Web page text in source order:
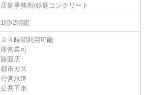
店舗事務所/鉄筋コンクリート
1階/2階建
２４時間利用可能
即営業可
路面店
都市ガス
公営水道
公共下水